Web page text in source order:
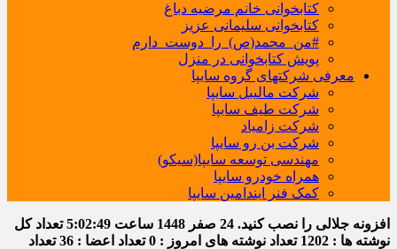
کتابخوانی خانم مرضیه دباغ
کتابخوانی سلیمانی عزیز
#من_محمد(ص)_را_دوست_دارم
پویش کتابخوانی در منزل
معرفی شرکتهای گروه سایپا
شرکت مالیبل سایپا
شرکت طیف سایپا
شرکت زامیاد
شرکت بن رو سایپا
مهندسی توسعه سایپا(سیکو)
همراه خودرو سایپا
کمک فنر ایندامین سایپا
افزونه جلالی را نصب کنید. 24 صفر 1448 ساعت 5:02:50تعداد کل
نوشته ها : 1202
تعداد نوشته های امروز : 0 تعداد اعضا : 36
تعداد